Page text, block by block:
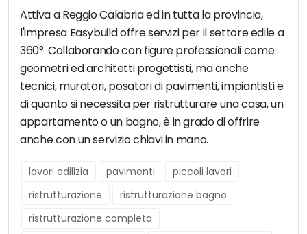
Attiva a Reggio Calabria ed in tutta la provincia,
l'impresa Easybuild offre servizi per il settore edile a
360°. Collaborando con figure professionali come
geometri ed architetti progettisti, ma anche
tecnici, muratori, posatori di pavimenti, impiantisti e
di quanto si necessita per ristrutturare una casa, un
appartamento o un bagno, è in grado di offrire
anche con un servizio chiavi in mano.
lavori edilizia pavimenti
piccoli lavori
ristrutturazione
ristrutturazione bagno
ristrutturazione completa